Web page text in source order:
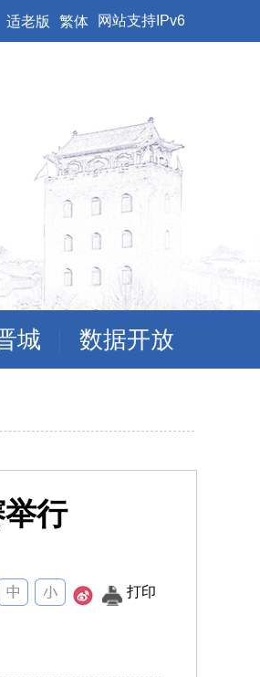
适老版 繁体 网站支持IPv6
城 数据开放
行
打印